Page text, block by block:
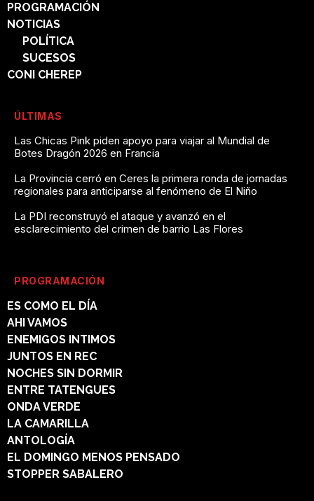
PROGRAMACIÓN
NOTICIAS
POLÍTICA
SUCESOS
CONI CHEREP
ÚLTIMAS
Las Chicas Pink piden apoyo para viajar al Mundial de
Botes Dragón 2026 en Francia
La Provincia cerró en Ceres la primera ronda de jornadas
regionales para anticiparse al fenómeno de El Niño
La PDI reconstruyó el ataque y avanzó en el
esclarecimiento del crimen de barrio Las Flores
PROGRAMACIÓN
ES COMO EL DÍA
AHI VAMOS
ENEMIGOS INTIMOS
JUNTOS EN REC
NOCHES SIN DORMIR
ENTRE TATENGUES
ONDA VERDE
LA CAMARILLA
ANTOLOGÍA
EL DOMINGO MENOS PENSADO
STOPPER SABALERO